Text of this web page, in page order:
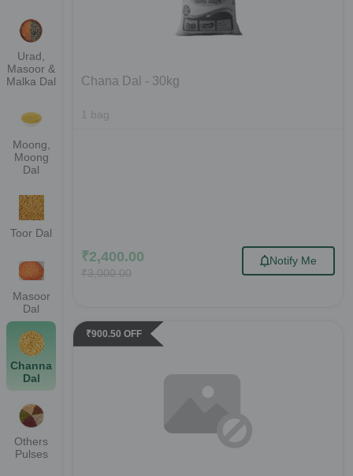
Urad,
Masoor &
Malka Dal
Moong,
Moong
Dal
Toor Dal
Masoor
Dal
Channa
Dal
Others
Pulses
Chana Dal - 30kg
bag
₹2,400.00
₹3,000.00
Notify Me
₹900.50 OFF